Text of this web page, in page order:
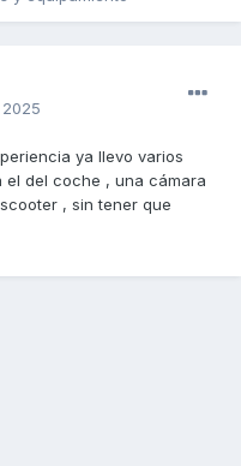
ya llevo varios
el del coche , una cámara
, sin tener que